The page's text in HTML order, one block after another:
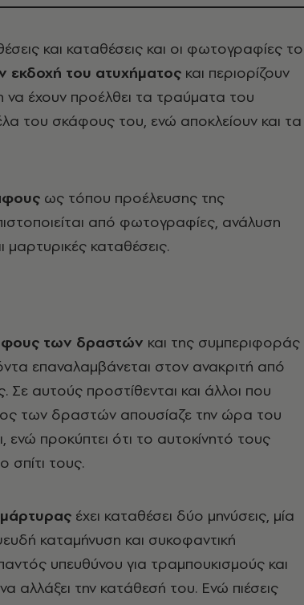
και καταθέσεις και οι φωτογραφίες
εκδοχή του ατυχήματος και περιορίζουν
να έχουν προέλθει τα τραύματα του
του σκάφους του, ενώ αποκλείουν και τα
ως τόπου προέλευσης της
από φωτογραφίες, ανάλυση
καταθέσεις.
των δραστών και της συμπεριφοράς
επαναλαμβάνεται στον ανακριτή από
αυτούς προστίθενται και άλλοι που
των δραστών απουσίαζε την ώρα του
ενώ προκύπτει ότι το αυτοκίνητό τους
σπίτι τους.
έχει καταθέσει δύο μηνύσεις, μία
καταμήνυση και συκοφαντική
υπευθύνου για τραμπουκισμούς και
αλλάξει την κατάθεσή του. Ενώ πιέσεις